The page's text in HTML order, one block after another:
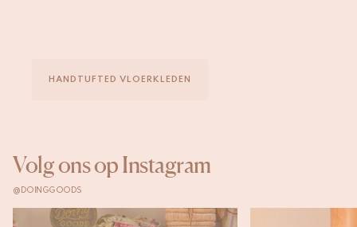
HANDTUFTED VLOERKLEDEN
Volg ons op Instagram
@DOINGGOODS